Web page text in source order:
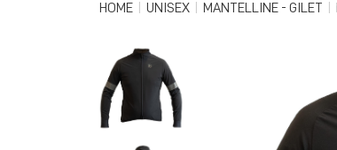
HOME UNISEX MANTELLINE - GILET